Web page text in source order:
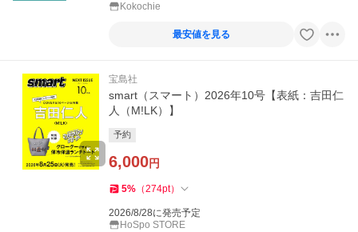
Kokochie
最安値を見る
宝島社
smart（スマート）2026年10号【表紙：吉田仁
人（M!LK）】
予約
6,000円
5% （274pt）
2026/8/28に発売予定
HoSpo STORE